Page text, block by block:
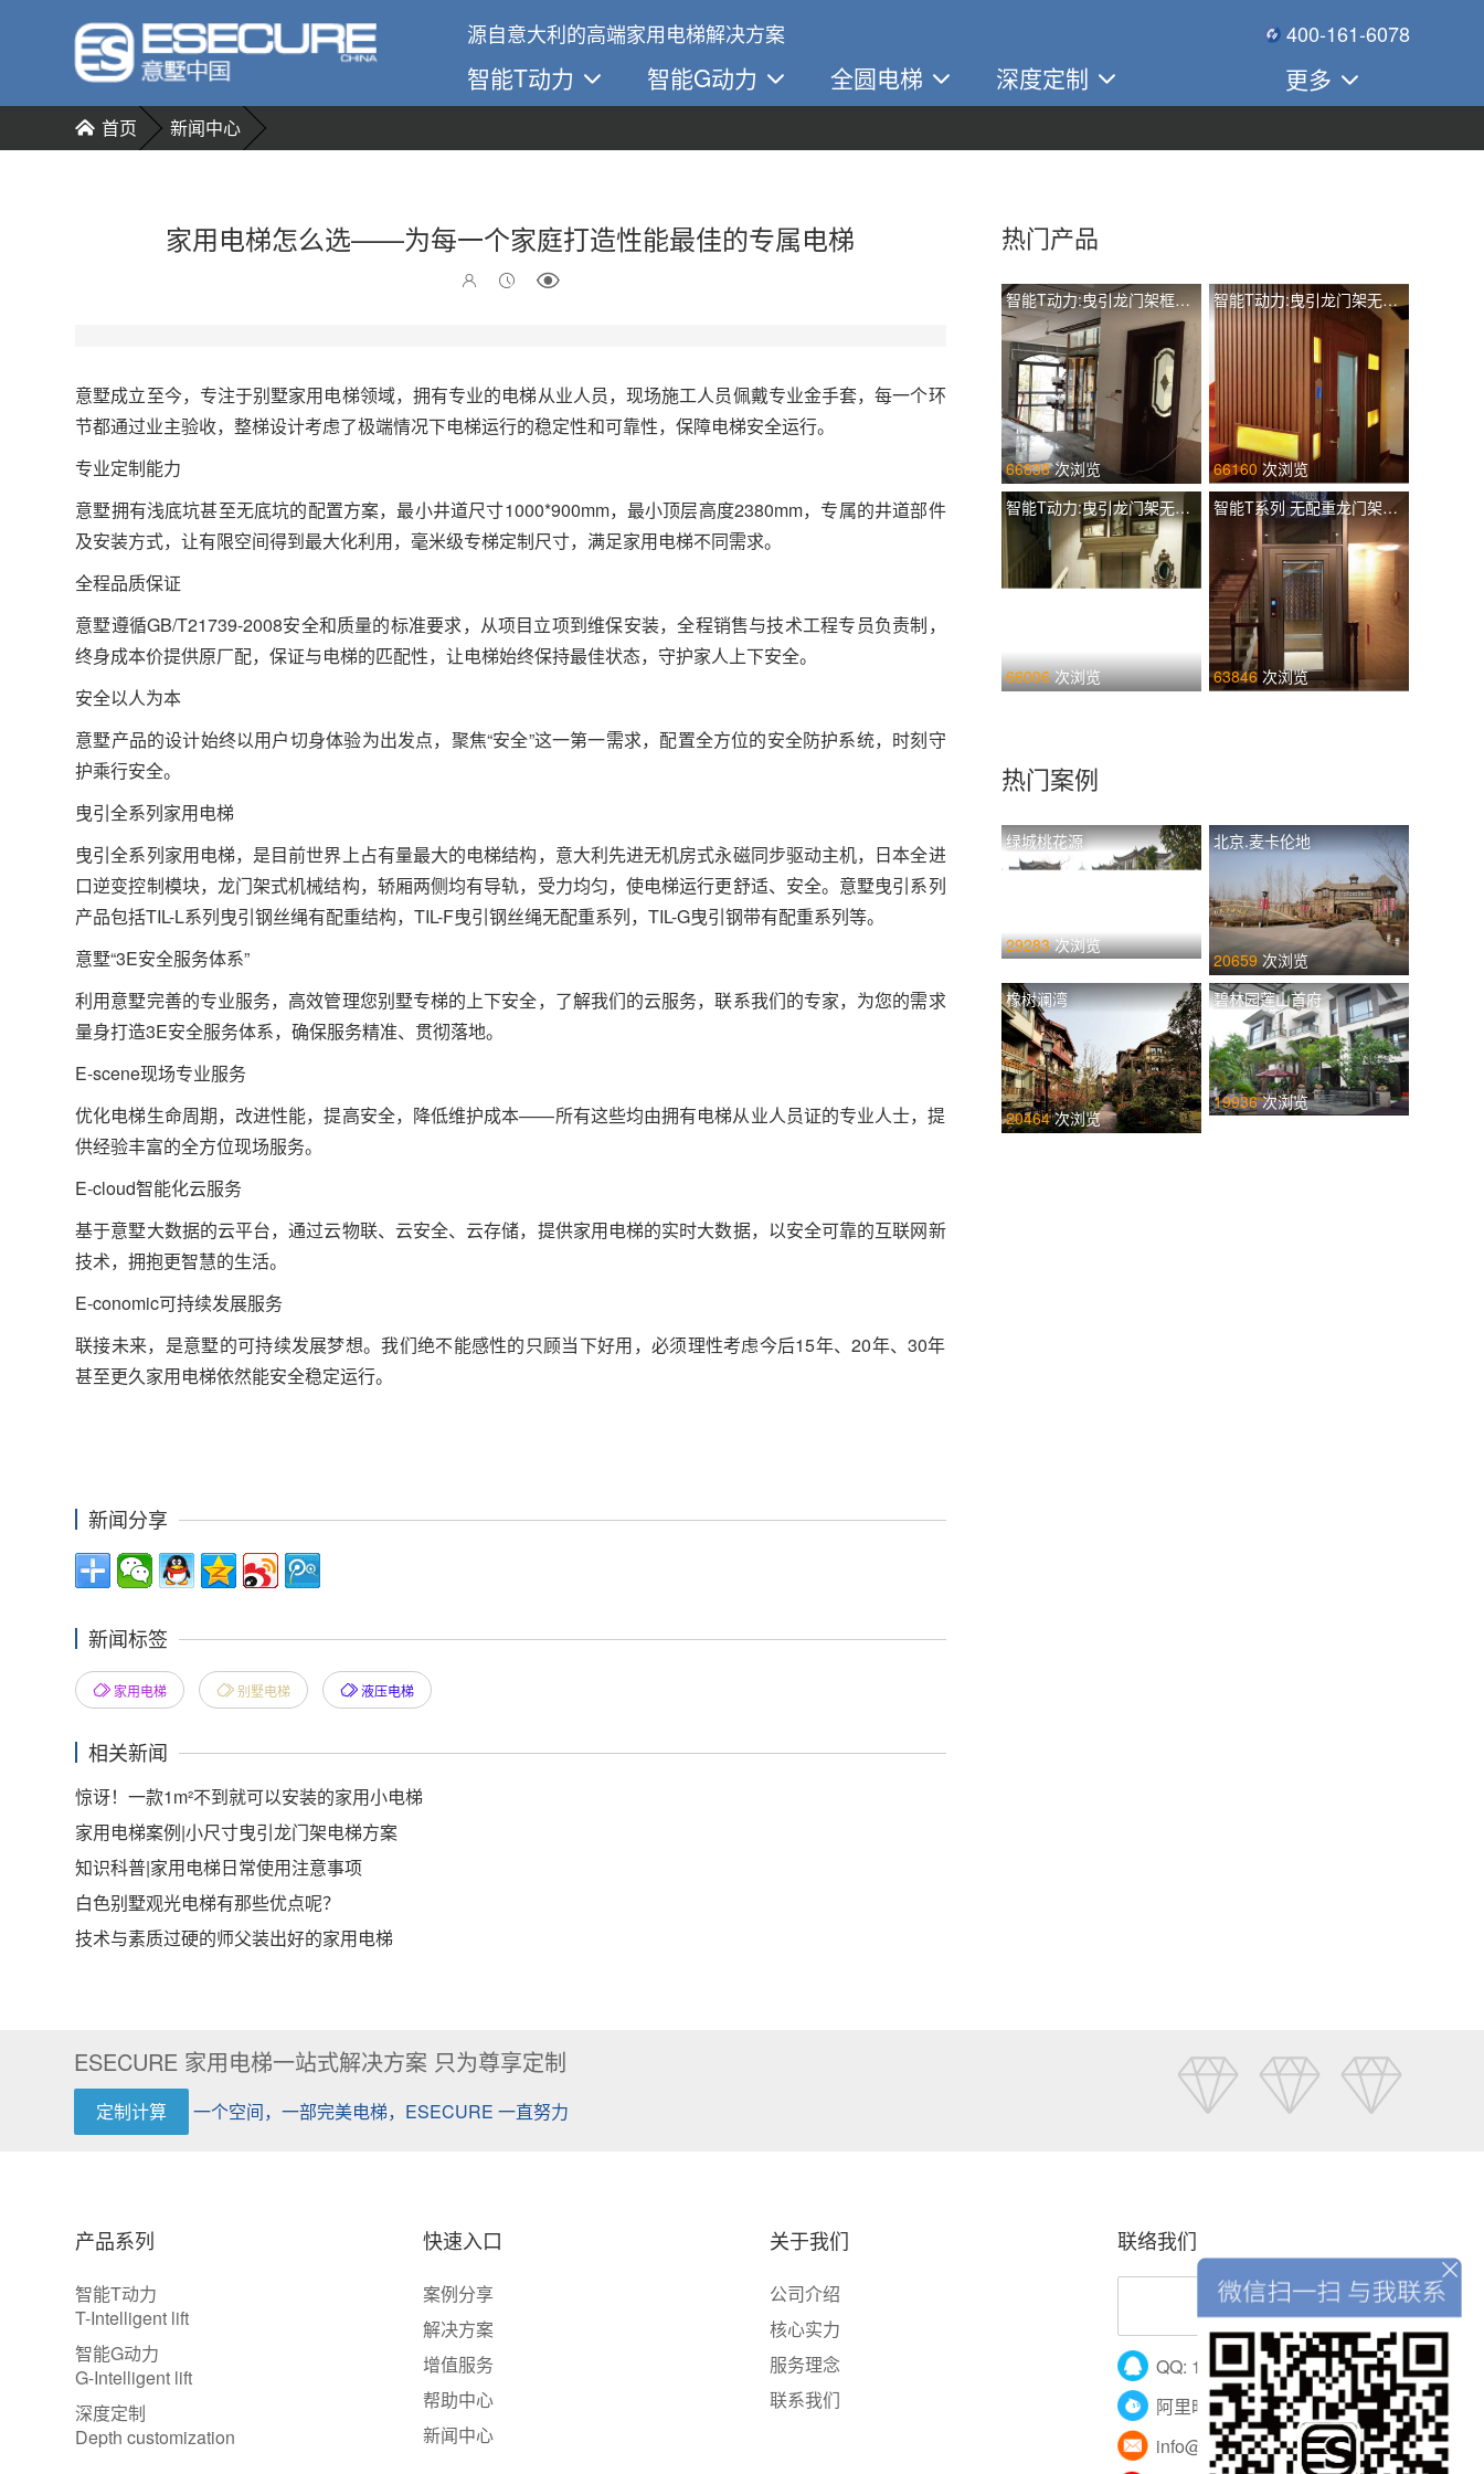
源自意大利的高端家用电梯解决方案
智能T动力 智能G动力 全圆电梯 深度定制
400-161-6078
更多
首页 新闻中心
家用电梯怎么选——为每一个家庭打造性能最佳的专属电梯
意墅成立至今，专注于别墅家用电梯领域，拥有专业的电梯从业人员，现场施工人员佩戴专业金手套，每一个环
节都通过业主验收，整梯设计考虑了极端情况下电梯运行的稳定性和可靠性，保障电梯安全运行。
专业定制能力
意墅拥有浅底坑甚至无底坑的配置方案，最小井道尺寸1000*900mm，最小顶层高度2380mm，专属的井道部件
及安装方式，让有限空间得到最大化利用，毫米级专梯定制尺寸，满足家用电梯不同需求。
全程品质保证
意墅遵循GB/T21739-2008安全和质量的标准要求，从项目立项到维保安装，全程销售与技术工程专员负责制，
终身成本价提供原厂配，保证与电梯的匹配性，让电梯始终保持最佳状态，守护家人上下安全。
安全以人为本
意墅产品的设计始终以用户切身体验为出发点，聚焦“安全”这一第一需求，配置全方位的安全防护系统，时刻守
护乘行安全。
曳引全系列家用电梯
曳引全系列家用电梯，是目前世界上占有量最大的电梯结构，意大利先进无机房式永磁同步驱动主机，日本全进
口逆变控制模块，龙门架式机械结构，轿厢两侧均有导轨，受力均匀，使电梯运行更舒适、安全。意墅曳引系列
产品包括TIL-L系列曳引钢丝绳有配重结构，TIL-F曳引钢丝绳无配重系列，TIL-G曳引钢带有配重系列等。
意墅“3E安全服务体系”
利用意墅完善的专业服务，高效管理您别墅专梯的上下安全，了解我们的云服务，联系我们的专家，为您的需求
量身打造3E安全服务体系，确保服务精准、贯彻落地。
E-scene现场专业服务
优化电梯生命周期，改进性能，提高安全，降低维护成本——所有这些均由拥有电梯从业人员证的专业人士，提
供经验丰富的全方位现场服务。
E-cloud智能化云服务
基于意墅大数据的云平台，通过云物联、云安全、云存储，提供家用电梯的实时大数据，以安全可靠的互联网新
技术，拥抱更智慧的生活。
E-conomic可持续发展服务
联接未来，是意墅的可持续发展梦想。我们绝不能感性的只顾当下好用，必须理性考虑今后15年、20年、30年
甚至更久家用电梯依然能安全稳定运行。
新闻分享
新闻标签
家用电梯 别墅电梯 液压电梯
相关新闻
惊讶！一款1m²不到就可以安装的家用小电梯
家用电梯案例|小尺寸曳引龙门架电梯方案
知识科普|家用电梯日常使用注意事项
白色别墅观光电梯有那些优点呢？
技术与素质过硬的师父装出好的家用电梯
热门产品
智能T动力:曳引龙门架框架观光有配重TIL-L T260
66838 次浏览
智能T动力:曳引龙门架无配重土建井道手动门 TIL-L T400
66160 次浏览
智能T动力:曳引龙门架无配重土建井道 TIL-L T320
66006 次浏览
智能T系列 无配重龙门架手动门 TIL-F T260
63846 次浏览
热门案例
绿城桃花源
29283 次浏览
北京.麦卡伦地
20659 次浏览
橡树澜湾
20464 次浏览
碧林园莲山首府
19936 次浏览
ESECURE 家用电梯一站式解决方案 只为尊享定制
定制计算 一个空间，一部完美电梯，ESECURE 一直努力
产品系列
智能T动力
T-Intelligent lift
智能G动力
G-Intelligent lift
深度定制
Depth customization
快速入口
案例分享
解决方案
增值服务
帮助中心
新闻中心
关于我们
公司介绍
核心实力
服务理念
联系我们
联络我们
400-161-6078
QQ: 122700946
阿里旺旺：意墅别墅家用电梯
info@esecurechina.com